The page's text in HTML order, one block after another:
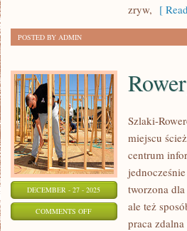
zryw, [
POSTED BY ADMIN
DECEMBER - 27 - 2025
COMMENTS OFFON
Szlaki-
miejscu
centrum
tworzona
ale też
praca